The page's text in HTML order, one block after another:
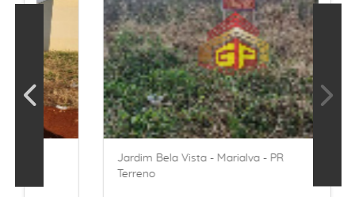
Jardim Bela Vista - Marialva - PR